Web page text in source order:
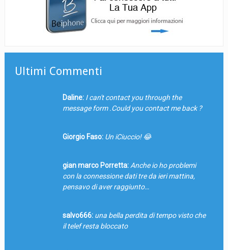
Ultimi Commenti
Daline: I can't contact you through the
message form .Could you contact me back ?
Giorgio Faso: Un iCiuccio! 😂
gian marco Porretta: Anche io ho problemi
con la connessione dati tre da ieri mattina,
pensavo di aver raggiunto…
salvo666: una bella perdita di tempo visto che
il telef resta bloccato